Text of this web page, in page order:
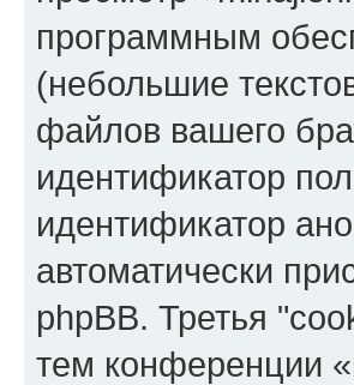
программным
(небольшие
файлов вашего
идентификатор
идентификатор
автоматически
phpBB. Третья
тем конференции